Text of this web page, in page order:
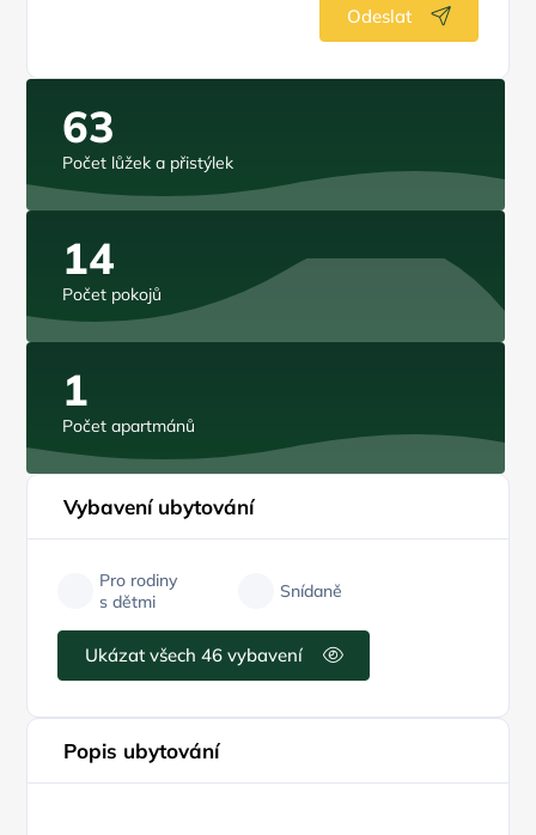
Odeslat
63
Počet lůžek a přistýlek
14
Počet pokojů
1
Počet apartmánů
Vybavení ubytování
Pro rodiny
s dětmi
Snídaně
Ukázat všech 46 vybavení
Popis ubytování